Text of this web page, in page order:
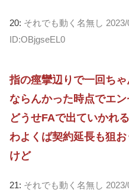
20: それでも動く名無し
ID:OBjgseEL0
指の痙攣辺りで一回ち
ならんかった時点でエ
どうせFAで出ていかれ
わよくば契約延長も狙
けど
21: それでも動く名無し